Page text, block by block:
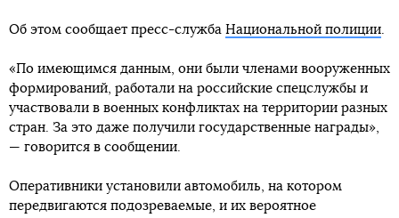
Об этом сообщает пресс-служба Национальной полиции.
«По имеющимся данным, они были членами вооруженных
формирований, работали на российские спецслужбы и
участвовали в военных конфликтах на территории разных
стран. За это даже получили государственные награды»,
— говорится в сообщении.
Оперативники установили автомобиль, на котором
передвигаются подозреваемые, и их вероятное